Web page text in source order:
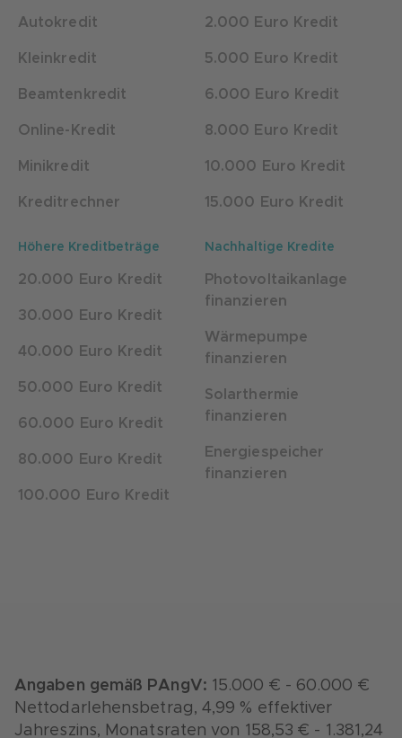
Autokredit
Kleinkredit
Beamtenkredit
Online-Kredit
Minikredit
Kreditrechner
2.000 Euro Kredit
5.000 Euro Kredit
6.000 Euro Kredit
8.000 Euro Kredit
10.000 Euro Kredit
15.000 Euro Kredit
Höhere Kreditbeträge
20.000 Euro Kredit
30.000 Euro Kredit
40.000 Euro Kredit
50.000 Euro Kredit
60.000 Euro Kredit
80.000 Euro Kredit
100.000 Euro Kredit
Nachhaltige Kredite
Photovoltaikanlage
finanzieren
Wärmepumpe
finanzieren
Solarthermie
finanzieren
Energiespeicher
finanzieren
Angaben gemäß PAngV: 15.000 € - 60.000 €
Nettodarlehensbetrag, 4,99 % effektiver
Jahreszins, Monatsraten von 158,53 € - 1.381,24